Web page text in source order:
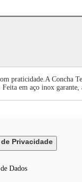
praticidade.A
em aço inox
Privacidade
Dados